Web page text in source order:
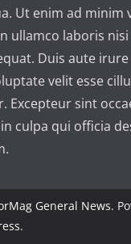
Ut enim ad minim
ullamco laboris
Duis aute
velit esse
Excepteur sint
culpa qui officia
General News.
.